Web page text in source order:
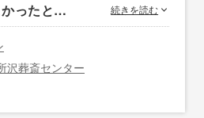
かったと…
続きを読む
沢葬斎センター